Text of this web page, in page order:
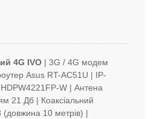
4G IVO | 3G / 4G модем
Asus RT-AC51U | IP-
W | Антена
21 Дб | Коаксіальний
10 метрів) |